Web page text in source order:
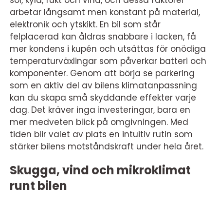
arbetar långsamt men konstant på material,
elektronik och ytskikt. En bil som står
felplacerad kan åldras snabbare i lacken, få
mer kondens i kupén och utsättas för onödiga
temperaturväxlingar som påverkar batteri och
komponenter. Genom att börja se parkering
som en aktiv del av bilens klimatanpassning
kan du skapa små skyddande effekter varje
dag. Det kräver inga investeringar, bara en
mer medveten blick på omgivningen. Med
tiden blir valet av plats en intuitiv rutin som
stärker bilens motståndskraft under hela året.
Skugga, vind och mikroklimat
runt bilen